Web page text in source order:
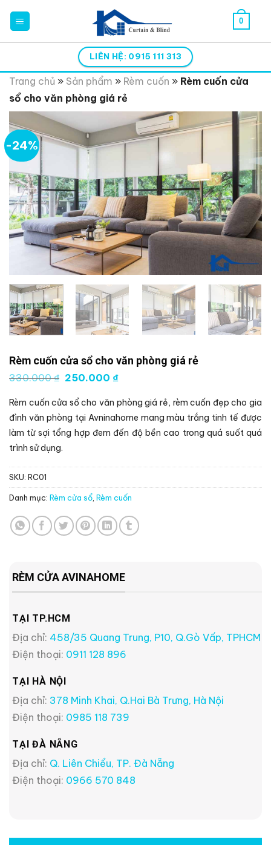
content
0
LIÊN HỆ: 0915 111 313
Trang chủ » Sản phẩm » Rèm cuốn » Rèm cuốn cửa
sổ cho văn phòng giá rẻ
-24%
Rèm cuốn cửa sổ cho văn phòng giá rẻ
330.000₫ Giá
330.000 ₫.
250.000 ₫Giá
tại
là:
250.000 ₫.
Rèm cuốn cửa sổ cho văn phòng giá rẻ, rèm cuốn đẹp cho gia
đình văn phòng tại Avninahome mang màu trắng tinh tế được
làm từ sợi tổng hợp đem đến độ bền cao trong quá suốt quá
trình sử dụng.
SKU: RC01
Danh mục: Rèm cửa sổ Rèm cuốn
RÈM CỬA AVINAHOME
TẠI TP.HCM
Địa chỉ: 458/35 Quang Trung, P10, Q.Gò Vấp, TPHCM
Điện thoại: 0911 128 896
TẠI HÀ NỘI
Địa chỉ: 378 Minh Khai, Q.Hai Bà Trưng, Hà Nội
Điện thoại: 0985 118 739
TẠI ĐÀ NẴNG
Địa chỉ: Q. Liên Chiểu, TP. Đà Nẵng
Điện thoại: 0966 570 848